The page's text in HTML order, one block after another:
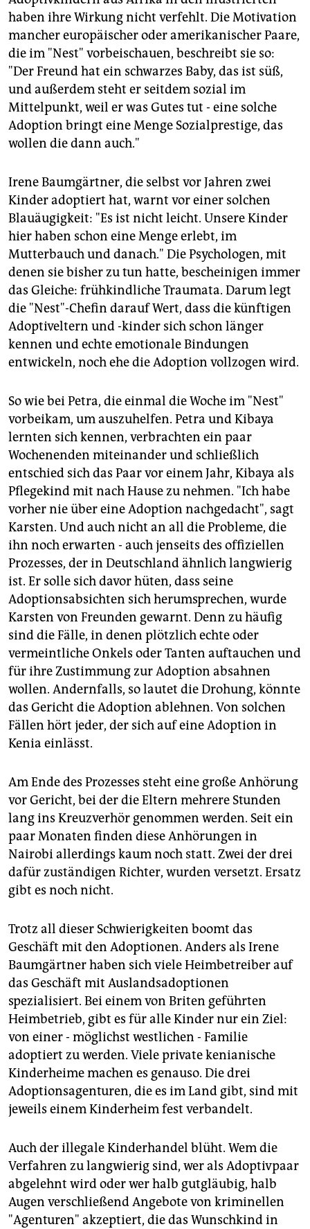
haben ihre Wirkung nicht verfehlt. Die Motivation
mancher europäischer oder amerikanischer Paare,
die im "Nest" vorbeischauen, beschreibt sie so:
"Der Freund hat ein schwarzes Baby, das ist süß,
und außerdem steht er seitdem sozial im
Mittelpunkt, weil er was Gutes tut - eine solche
Adoption bringt eine Menge Sozialprestige, das
wollen die dann auch."
Irene Baumgärtner, die selbst vor Jahren zwei
Kinder adoptiert hat, warnt vor einer solchen
Blauäugigkeit: "Es ist nicht leicht. Unsere Kinder
hier haben schon eine Menge erlebt, im
Mutterbauch und danach." Die Psychologen, mit
denen sie bisher zu tun hatte, bescheinigen immer
das Gleiche: frühkindliche Traumata. Darum legt
die "Nest"-Chefin darauf Wert, dass die künftigen
Adoptiveltern und -kinder sich schon länger
kennen und echte emotionale Bindungen
entwickeln, noch ehe die Adoption vollzogen wird.
So wie bei Petra, die einmal die Woche im "Nest"
vorbeikam, um auszuhelfen. Petra und Kibaya
lernten sich kennen, verbrachten ein paar
Wochenenden miteinander und schließlich
entschied sich das Paar vor einem Jahr, Kibaya als
Pflegekind mit nach Hause zu nehmen. "Ich habe
vorher nie über eine Adoption nachgedacht", sagt
Karsten. Und auch nicht an all die Probleme, die
ihn noch erwarten - auch jenseits des offiziellen
Prozesses, der in Deutschland ähnlich langwierig
ist. Er solle sich davor hüten, dass seine
Adoptionsabsichten sich herumsprechen, wurde
Karsten von Freunden gewarnt. Denn zu häufig
sind die Fälle, in denen plötzlich echte oder
vermeintliche Onkels oder Tanten auftauchen und
für ihre Zustimmung zur Adoption absahnen
wollen. Andernfalls, so lautet die Drohung, könnte
das Gericht die Adoption ablehnen. Von solchen
Fällen hört jeder, der sich auf eine Adoption in
Kenia einlässt.
Am Ende des Prozesses steht eine große Anhörung
vor Gericht, bei der die Eltern mehrere Stunden
lang ins Kreuzverhör genommen werden. Seit ein
paar Monaten finden diese Anhörungen in
Nairobi allerdings kaum noch statt. Zwei der drei
dafür zuständigen Richter, wurden versetzt. Ersatz
gibt es noch nicht.
Trotz all dieser Schwierigkeiten boomt das
Geschäft mit den Adoptionen. Anders als Irene
Baumgärtner haben sich viele Heimbetreiber auf
das Geschäft mit Auslandsadoptionen
spezialisiert. Bei einem von Briten geführten
Heimbetrieb, gibt es für alle Kinder nur ein Ziel:
von einer - möglichst westlichen - Familie
adoptiert zu werden. Viele private kenianische
Kinderheime machen es genauso. Die drei
Adoptionsagenturen, die es im Land gibt, sind mit
jeweils einem Kinderheim fest verbandelt.
Auch der illegale Kinderhandel blüht. Wem die
Verfahren zu langwierig sind, wer als Adoptivpaar
abgelehnt wird oder wer halb gutgläubig, halb
Augen verschließend Angebote von kriminellen
"Agenturen" akzeptiert, die das Wunschkind in